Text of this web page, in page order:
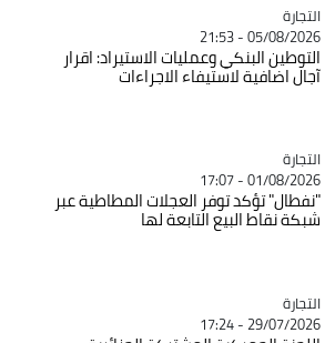
Catégorie
التجارة
05/08/2026 - 21:53
التوطين البنكي وعمليات الاستيراد: اقرار
آجال اضافية لاستيفاء الاجراءات
Catégorie
التجارة
01/08/2026 - 17:07
"نفطال" تؤكد توفر العجلات المطاطية عبر
شبكة نقاط البيع التابعة لها
Catégorie
التجارة
29/07/2026 - 17:24